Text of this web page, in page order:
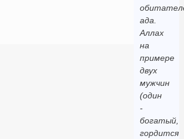
ада.
Аллах
на
примере
двух
мужчин
(один
-
богатый,
гордится